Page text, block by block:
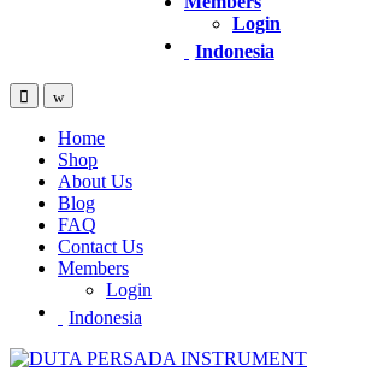
Login
Indonesia
Home
Shop
About Us
Blog
FAQ
Contact Us
Members
Login
Indonesia